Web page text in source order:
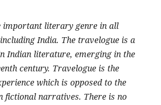
important literary genre in all
India. The travelogue is a
Indian literature, emerging in the
century. Travelogue is the
which is opposed to the
fictional narratives. There is no